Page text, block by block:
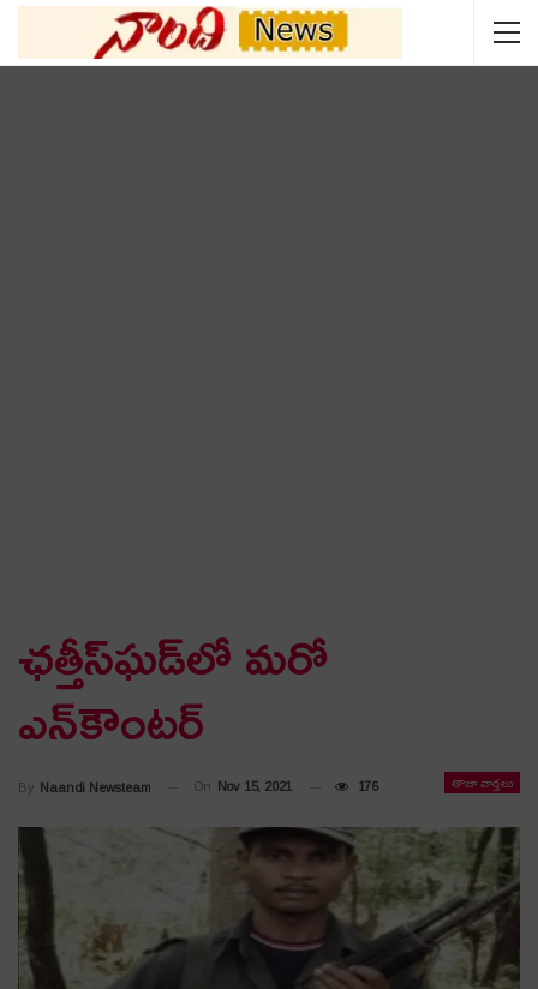
ఛ‌త్తీస్‌ఘ‌డ్‌లో మ‌రో
ఎన్‌కౌంట‌ర్‌
తాజా వార్తలు
By Naandi Newsteam On Nov 15, 2021 176